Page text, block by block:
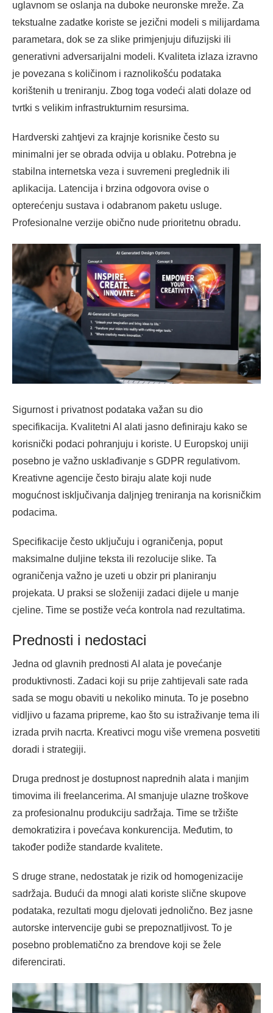
uglavnom se oslanja na duboke neuronske mreže. Za
tekstualne zadatke koriste se jezični modeli s milijardama
parametara, dok se za slike primjenjuju difuzijski ili
generativni adversarijalni modeli. Kvaliteta izlaza izravno
je povezana s količinom i raznolikošću podataka
korištenih u treniranju. Zbog toga vodeći alati dolaze od
tvrtki s velikim infrastrukturnim resursima.
Hardverski zahtjevi za krajnje korisnike često su
minimalni jer se obrada odvija u oblaku. Potrebna je
stabilna internetska veza i suvremeni preglednik ili
aplikacija. Latencija i brzina odgovora ovise o
opterećenju sustava i odabranom paketu usluge.
Profesionalne verzije obično nude prioritetnu obradu.
Sigurnost i privatnost podataka važan su dio
specifikacija. Kvalitetni AI alati jasno definiraju kako se
korisnički podaci pohranjuju i koriste. U Europskoj uniji
posebno je važno usklađivanje s GDPR regulativom.
Kreativne agencije često biraju alate koji nude
mogućnost isključivanja daljnjeg treniranja na korisničkim
podacima.
Specifikacije često uključuju i ograničenja, poput
maksimalne duljine teksta ili rezolucije slike. Ta
ograničenja važno je uzeti u obzir pri planiranju
projekata. U praksi se složeniji zadaci dijele u manje
cjeline. Time se postiže veća kontrola nad rezultatima.
Prednosti i nedostaci
Jedna od glavnih prednosti AI alata je povećanje
produktivnosti. Zadaci koji su prije zahtijevali sate rada
sada se mogu obaviti u nekoliko minuta. To je posebno
vidljivo u fazama pripreme, kao što su istraživanje tema ili
izrada prvih nacrta. Kreativci mogu više vremena posvetiti
doradi i strategiji.
Druga prednost je dostupnost naprednih alata i manjim
timovima ili freelancerima. AI smanjuje ulazne troškove
za profesionalnu produkciju sadržaja. Time se tržište
demokratizira i povećava konkurencija. Međutim, to
također podiže standarde kvalitete.
S druge strane, nedostatak je rizik od homogenizacije
sadržaja. Budući da mnogi alati koriste slične skupove
podataka, rezultati mogu djelovati jednolično. Bez jasne
autorske intervencije gubi se prepoznatljivost. To je
posebno problematično za brendove koji se žele
diferencirati.